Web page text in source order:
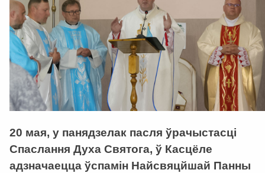
20 мая, у панядзелак пасля ўрачыстасці
Спаслання Духа Святога, ў Касцёле
адзначаецца ўспамін Найсвяцйшай Панны